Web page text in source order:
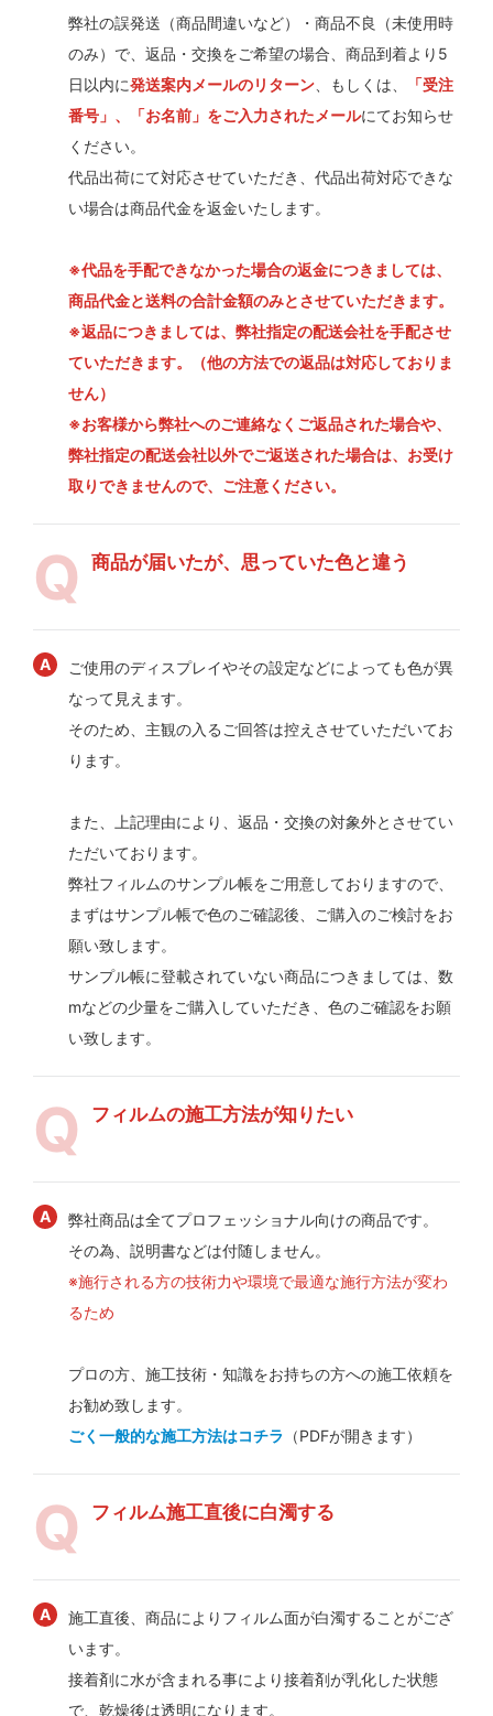
弊社の誤発送（商品間違いなど）・商品不良（未使用時
のみ）で、返品・交換をご希望の場合、商品到着より5
日以内に発送案内メールのリターン 、もしくは、
「受注
番号」、「お名前」をご入力されたメールにてお知らせ
ください。
代品出荷にて対応させていただき、代品出荷対応できな
い場合は商品代金を返金いたします。
※代品を手配できなかった場合の返金につきましては、
商品代金と送料の合計金額のみとさせていただきます。
※返品につきましては、弊社指定の配送会社を手配させ
ていただきます。（他の方法での返品は対応しておりま
せん）
※お客様から弊社へのご連絡なくご返品された場合や、
弊社指定の配送会社以外でご返送された場合は、お受け
取りできませんので、ご注意ください。
商品が届いたが、思っていた色と違う
ご使用のディスプレイやその設定などによっても色が異
なって見えます。
そのため、主観の入るご回答は控えさせていただいてお
ります。
また、上記理由により、返品・交換の対象外とさせてい
ただいております。
弊社フィルムのサンプル帳をご用意しておりますので、
まずはサンプル帳で色のご確認後、ご購入のご検討をお
願い致します。
サンプル帳に登載されていない商品につきましては、数
mなどの少量をご購入していただき、色のご確認をお願
い致します。
フィルムの施工方法が知りたい
弊社商品は全てプロフェッショナル向けの商品です。
その為、説明書などは付随しません。
※施行される方の技術力や環境で最適な施行方法が変わ
るため
プロの方、施工技術・知識をお持ちの方への施工依頼を
お勧め致します。
ごく一般的な施工方法はコチラ （PDFが開きます）
フィルム施工直後に白濁する
施工直後、商品によりフィルム面が白濁することがござ
います。
接着剤に水が含まれる事により接着剤が乳化した状態
で、乾燥後は透明になります。